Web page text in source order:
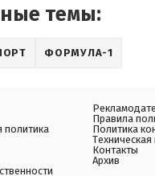
темы:
ФОРМУЛА-1
политика
Правила
Политика
Контакты
Архив